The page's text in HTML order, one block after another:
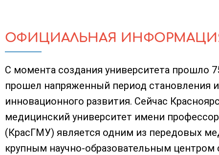
ОФИЦИАЛЬНАЯ
С момента создания университета прошло
прошел напряженный период становления
инновационного развития. Сейчас
медицинский университет имени
(КрасГМУ) является одним из передовых
крупным научно-образовательным центром